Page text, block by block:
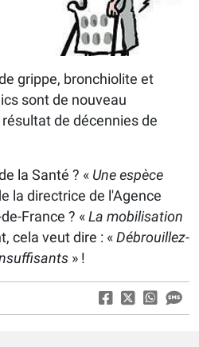
grippe, bronchiolite et
sont de nouveau
de décennies de
la Santé ? « Une espèce
la directrice de l'Agence
France ? «La mobilisation
cela veut dire : «Débrouillez-
» !